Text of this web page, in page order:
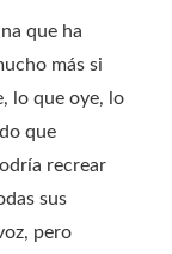
que ha
más si
lo que oye, lo
que
recrear
sus
pero